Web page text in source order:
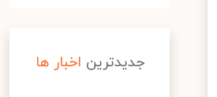
جدیدترین اخبار ها